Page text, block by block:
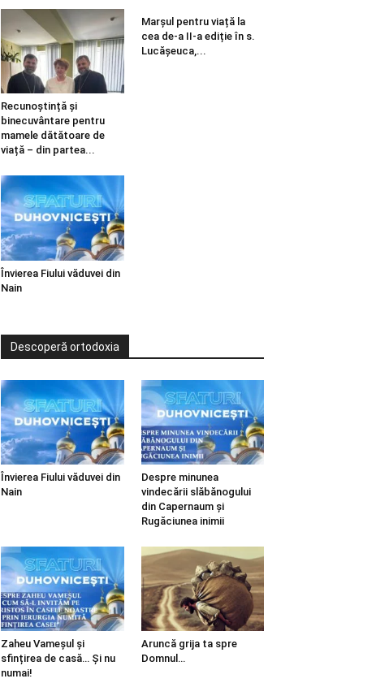
Recunoștință și
binecuvântare pentru
mamele dătătoare de
viață – din partea...
Marșul pentru viață la
cea de-a II-a ediție în s.
Lucășeuca,...
Învierea Fiului văduvei din
Nain
Descoperă ortodoxia
Învierea Fiului văduvei din
Nain
Despre minunea
vindecării slăbănogului
din Capernaum și
Rugăciunea inimii
Zaheu Vameșul și
sfințirea de casă… Și nu
numai!
Aruncă grija ta spre
Domnul…